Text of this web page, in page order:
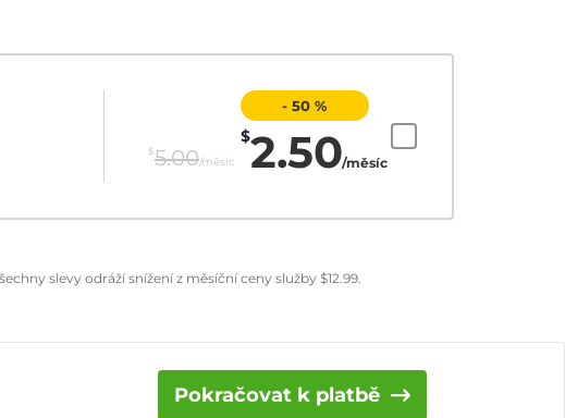
$5.00/měsíc
- 50 %
$2.50/měsíc
slevy odráží snížení z měsíční ceny služby $12.99
Pokračovat k platbě